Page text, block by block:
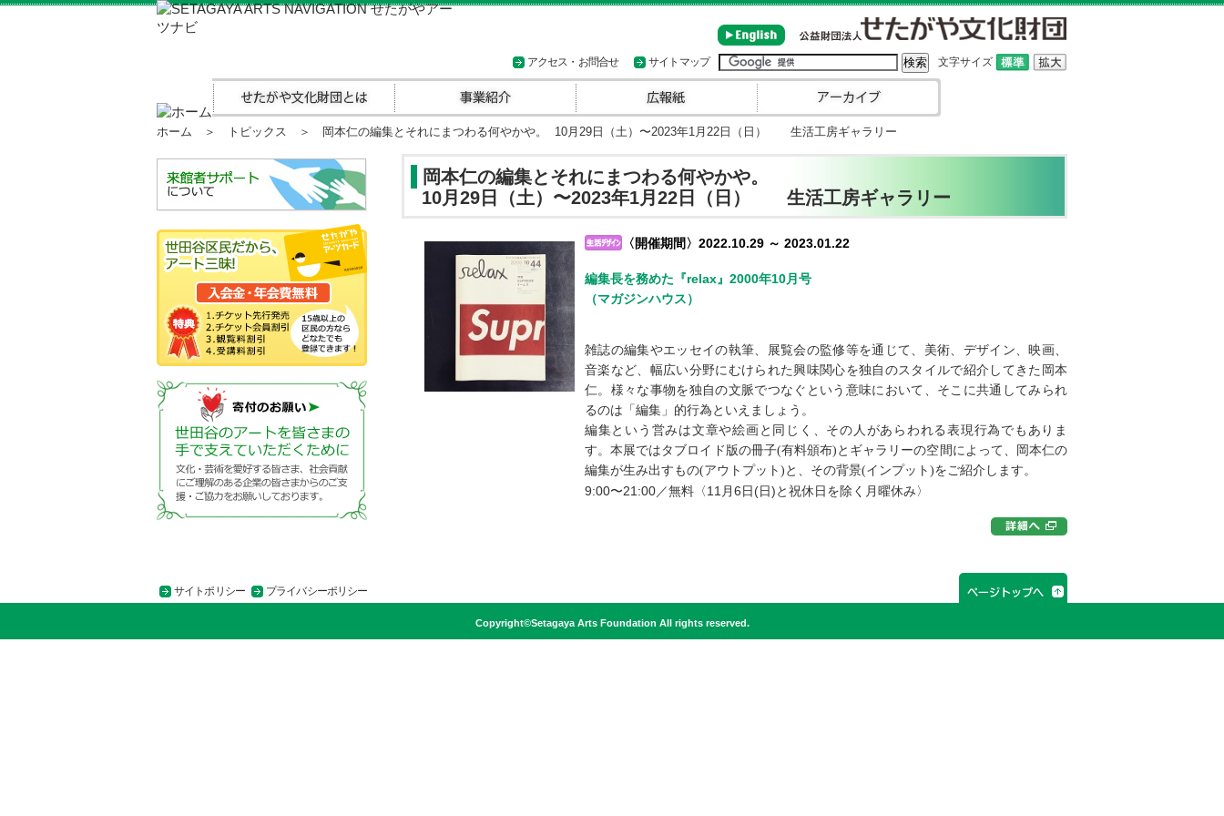
文字サイズ
アクセス・お問合せ サイトマップ
ホーム ＞ トピックス ＞ 岡本仁の編集とそれにまつわる何やかや。 10月29日（土）〜2023年1月22日（日） 生活工房ギャラリー
岡本仁の編集とそれにまつわる何やかや。
10月29日（土）〜2023年1月22日（日） 生活工房ギャラリー
〈開催期間〉2022.10.29 ～ 2023.01.22
編集長を務めた『relax』2000年10月号
（マガジンハウス）
雑誌の編集やエッセイの執筆、展覧会の監修等を通じて、美術、デザイン、映画、
音楽など、幅広い分野にむけられた興味関心を独自のスタイルで紹介してきた岡本
仁。様々な事物を独自の文脈でつなぐという意味において、そこに共通してみられ
るのは「編集」的行為といえましょう。
編集という営みは文章や絵画と同じく、その人があらわれる表現行為でもありま
す。本展ではタブロイド版の冊子(有料頒布)とギャラリーの空間によって、岡本仁の
編集が生み出すもの(アウトプット)と、その背景(インプット)をご紹介します。
9:00〜21:00／無料〈11月6日(日)と祝休日を除く月曜休み〉
サイトポリシー プライバシーポリシー
Copyright©Setagaya Arts Foundation All rights reserved.